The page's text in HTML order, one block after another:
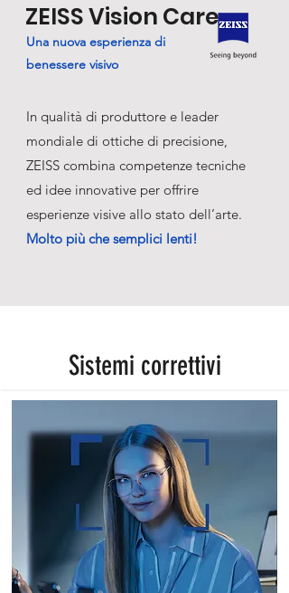
ZEISS Vision Care
Una nuova esperienza di
benessere visivo
In qualità di produttore e leader
mondiale di ottiche di precisione,
ZEISS combina competenze tecniche
ed idee innovative per offrire
esperienze visive allo stato dell’arte.
Molto più che semplici lenti!
Sistemi correttivi